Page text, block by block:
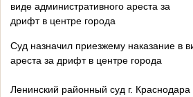
виде административного ареста за
дрифт в центре города
Суд назначил приезжему наказание в
ареста за дрифт в центре города
Ленинский районный суд г.